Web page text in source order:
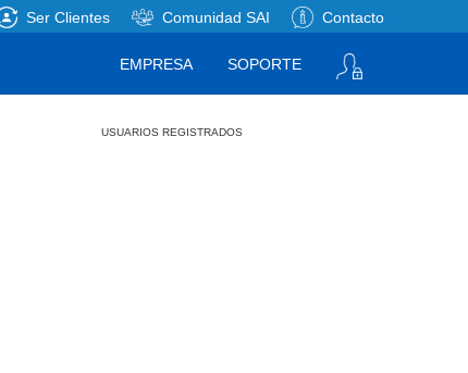
Ser Clientes Comunidad SAI Contacto
EMPRESA SOPORTE
USUARIOS REGISTRADOS